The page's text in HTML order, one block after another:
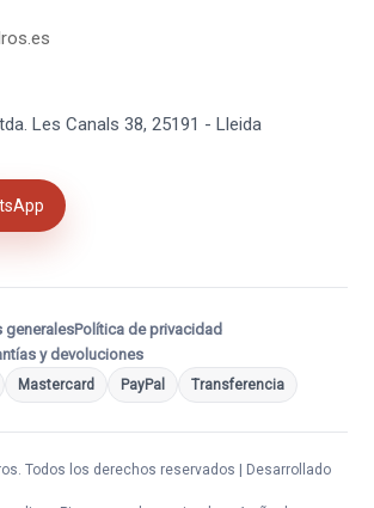
Les Canals 38, 25191 - Lleida
generalesPolítica de privacidad
y devoluciones
Mastercard PayPal Transferencia
Todos los derechos reservados | Desarrollado